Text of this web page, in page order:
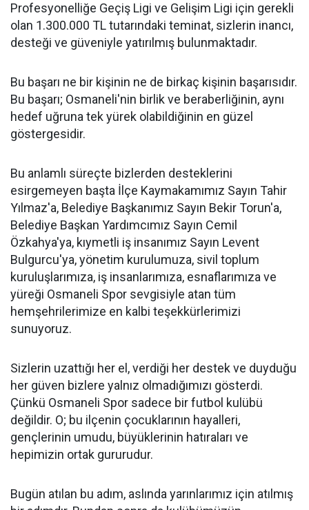
Profesyonelliğe Geçiş Ligi ve Gelişim Ligi için gerekli
olan 1.300.000 TL tutarındaki teminat, sizlerin inancı,
desteği ve güveniyle yatırılmış bulunmaktadır.
Bu başarı ne bir kişinin ne de birkaç kişinin başarısıdır.
Bu başarı; Osmaneli'nin birlik ve beraberliğinin, aynı
hedef uğruna tek yürek olabildiğinin en güzel
göstergesidir.
Bu anlamlı süreçte bizlerden desteklerini
esirgemeyen başta İlçe Kaymakamımız Sayın Tahir
Yılmaz'a, Belediye Başkanımız Sayın Bekir Torun'a,
Belediye Başkan Yardımcımız Sayın Cemil
Özkahya'ya, kıymetli iş insanımız Sayın Levent
Bulgurcu'ya, yönetim kurulumuza, sivil toplum
kuruluşlarımıza, iş insanlarımıza, esnaflarımıza ve
yüreği Osmaneli Spor sevgisiyle atan tüm
hemşehrilerimize en kalbi teşekkürlerimizi
sunuyoruz.
Sizlerin uzattığı her el, verdiği her destek ve duyduğu
her güven bizlere yalnız olmadığımızı gösterdi.
Çünkü Osmaneli Spor sadece bir futbol kulübü
değildir. O; bu ilçenin çocuklarının hayalleri,
gençlerinin umudu, büyüklerinin hatıraları ve
hepimizin ortak gururudur.
Bugün atılan bu adım, aslında yarınlarımız için atılmış